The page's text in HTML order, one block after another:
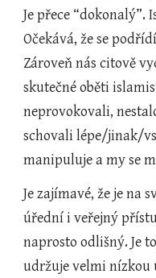
Je přece “dokonalý”.
Očekává, že se
Zároveň nás citově
skutečné oběti
neprovokovali,
schovali lépe/jinak/
manipuluje a my se
Je zajímavé, že je na
úřední i veřejný
naprosto odlišný. Je
udržuje velmi